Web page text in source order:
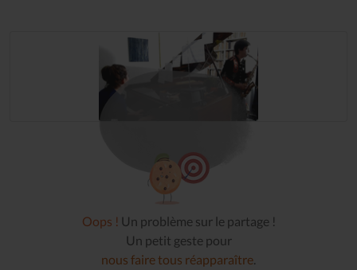
Oops ! Un problème sur le partage !
Un petit geste pour
nous faire tous réapparaître